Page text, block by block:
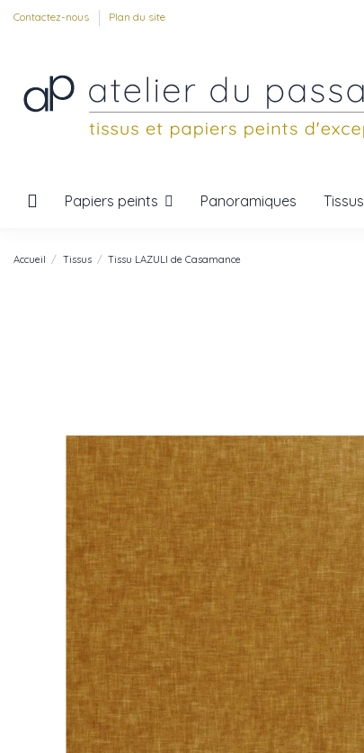
Contactez-nous Plan du site
Papiers peints Panoramiques Tissus
Accueil Tissus Tissu LAZULI de Casamance